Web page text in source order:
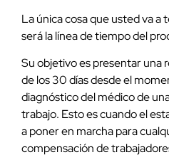
La única cosa que usted va
será la línea de tiempo del
Su objetivo es presentar una
de los 30 días desde el
diagnóstico del médico de
trabajo. Esto es cuando el
a poner en marcha para
compensación de